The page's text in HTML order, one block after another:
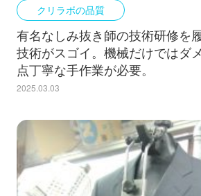
クリラボの品質
有名なしみ抜き師の技術研修を
技術がスゴイ。機械だけではダ
点丁寧な手作業が必要。
2025.03.03